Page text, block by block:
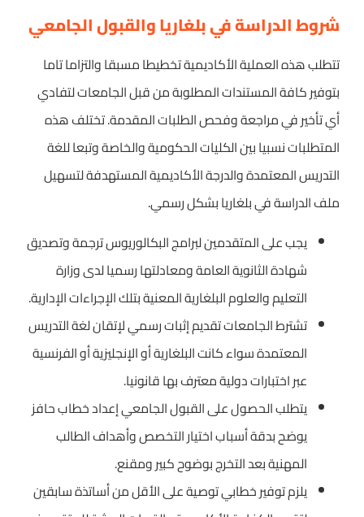
شروط الدراسة في بلغاريا والقبول الجامعي
تتطلب هذه العملية الأكاديمية تخطيطا مسبقا والتزاما تاما
بتوفير كافة المستندات المطلوبة من قبل الجامعات لتفادي
أي تأخير في مراجعة وفحص الطلبات المقدمة. تختلف هذه
المتطلبات نسبيا بين الكليات الحكومية والخاصة وتبعا للغة
التدريس المعتمدة والدرجة الأكاديمية المستهدفة لتسهيل
ملف الدراسة في بلغاريا بشكل رسمي.
يجب على المتقدمين لبرامج البكالوريوس ترجمة وتصديق
شهادة الثانوية العامة ومعادلتها رسميا لدى وزارة
التعليم والعلوم البلغارية المعنية بتلك الإجراءات الإدارية.
تشترط الجامعات تقديم إثبات رسمي لإتقان لغة التدريس
المعتمدة سواء كانت البلغارية أو الإنجليزية أو الفرنسية
عبر اختبارات دولية معترف بها قانونيا.
يتطلب الحصول على القبول الجامعي إعداد خطاب حافز
يوضح بدقة أسباب اختيار التخصص وأهداف الطالب
المهنية بعد التخرج بوضوح كبير ومقنع.
يلزم توفير خطابي توصية على الأقل من أساتذة سابقين